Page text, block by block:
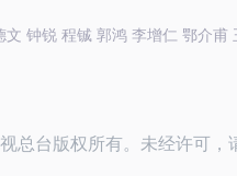
钟锐 程铖 郭鸿 李增仁 鄂介甫
总台版权所有。未经许可，